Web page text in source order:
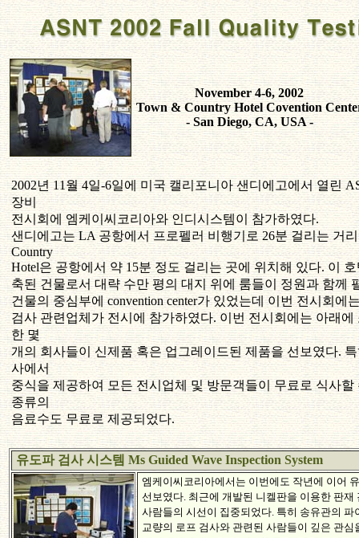
November 4-6, 2002
Town & Country Hotel Covention
- San Diego, CA, USA -
2002년 11월 4일-6일에 미국 캘리포니아 샌디에고에서 열린
장비
전시회에 엠케이씨코리아와 인디시스템이 참가하였다.
샌디에고는 LA 공항에서 프로펠러 비행기로 26분 걸리는 거
Country
Hotel은 공항에서 약 15분 정도 걸리는 곳에 위치해 있다. 이
축된 건물로서 대략 수만 평의 대지 위에 룸들이 정원과 함께
건물의 중심부에 convention center가 있었는데 이번 전시회에
검사 관련업체가 전시에 참가하였다. 이번 전시회에는 아래
한 몇
개의 회사들이 신제품 혹은 업그레이드된 제품을 선보였다.
사에서
중식을 제공하여 모든 전시업체 및 방문객들이 무료로 식사
종류의
음료수도 무료로 제공되었다.
유도파 검사 시스템 Ms Guided Wave Inspection System
엠케이씨코리아에서는 이번에도 작년에 이어
선보였다. 최근에 개발된 니켈판을 이용한 판재
사람들의 시선이 집중되었다. 특히 송유관의
교량의 로프 검사와 관련된 사람들이 깊은 관심